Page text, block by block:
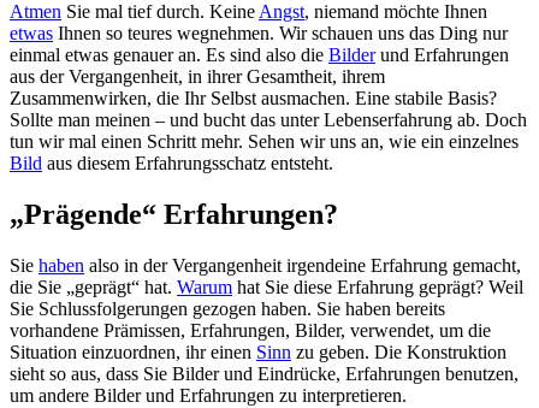
Atmen Sie mal tief durch. Keine Angst, niemand möchte Ihnen
etwas Ihnen so teures wegnehmen. Wir schauen uns das Ding nur
einmal etwas genauer an. Es sind also die Bilderund Erfahrungen
aus der Vergangenheit, in ihrer Gesamtheit, ihrem
Zusammenwirken, die Ihr Selbst ausmachen. Eine stabile Basis?
Sollte man meinen – und bucht das unter Lebenserfahrung ab. Doch
tun wir mal einen Schritt mehr. Sehen wir uns an, wie ein einzelnes
Bild aus diesem Erfahrungsschatz entsteht.
„Prägende“ Erfahrungen?
Sie haben also in der Vergangenheit irgendeine Erfahrung gemacht,
die Sie „geprägt“ hat. Warum hat Sie diese Erfahrung geprägt? Weil
Sie Schlussfolgerungen gezogen haben. Sie haben bereits
vorhandene Prämissen, Erfahrungen, Bilder, verwendet, um die
Situation einzuordnen, ihr einen Sinn zu geben. Die Konstruktion
sieht so aus, dass Sie Bilder und Eindrücke, Erfahrungen benutzen,
um andere Bilder und Erfahrungen zu interpretieren.